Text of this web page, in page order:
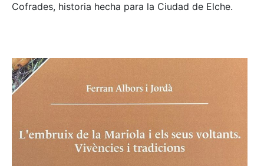
Cofrades, historia hecha para la Ciudad de Elche.